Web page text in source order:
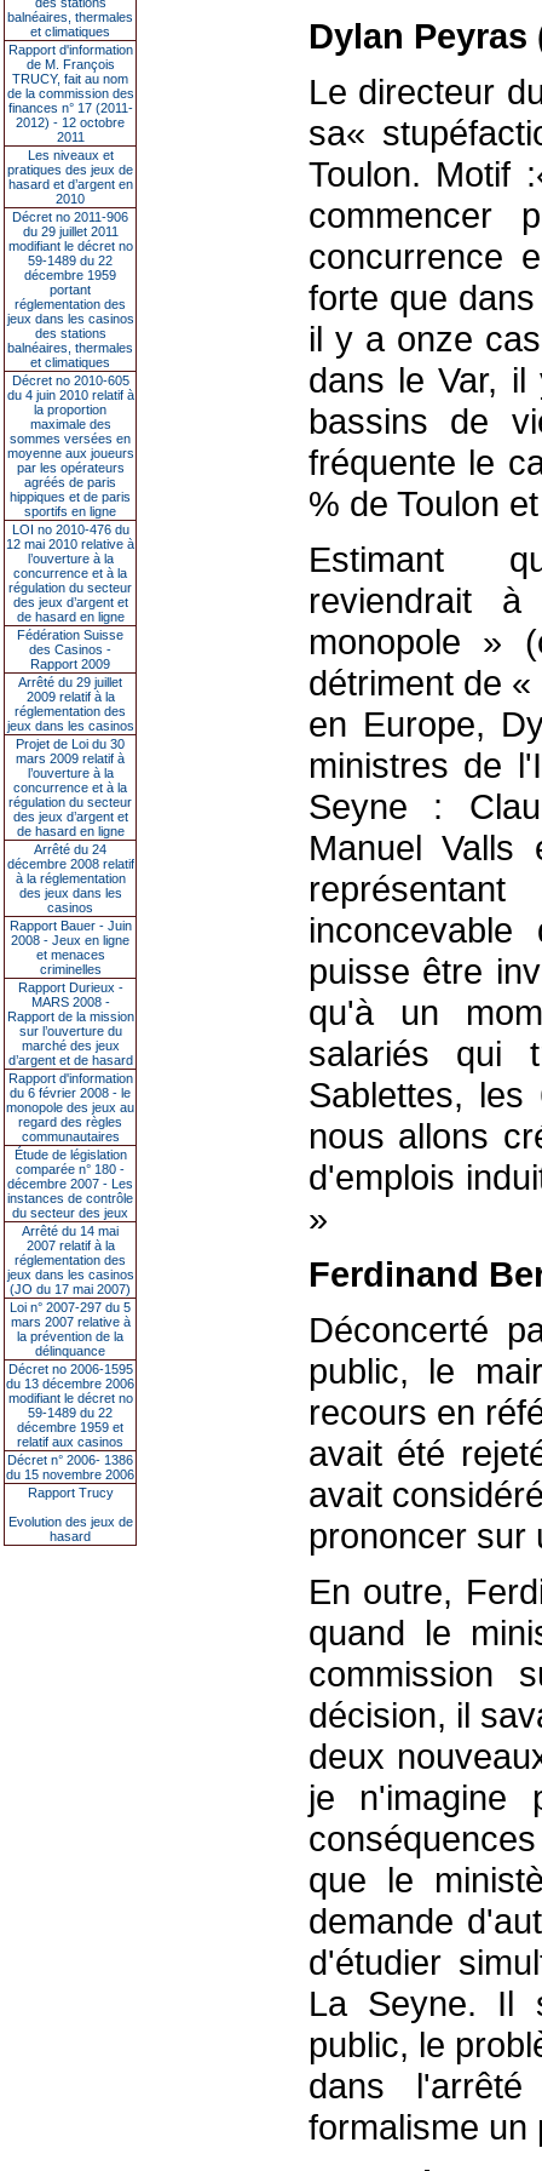
balnéaires, thermales
et climatiques
Rapport d'information
de M. François
TRUCY, fait au nom
de la commission des
finances n° 17 (2011-
2012) - 12 octobre
2011
Les niveaux et
pratiques des jeux de
hasard et d’argent en
2010
Décret no 2011-906
du 29 juillet 2011
modifiant le décret no
59-1489 du 22
décembre 1959
portant
réglementation des
jeux dans les casinos
des stations
balnéaires, thermales
et climatiques
Décret no 2010-605
du 4 juin 2010 relatif à
la proportion
maximale des
sommes versées en
moyenne aux joueurs
par les opérateurs
agréés de paris
hippiques et de paris
sportifs en ligne
LOI no 2010-476 du
12 mai 2010 relative à
l’ouverture à la
concurrence et à la
régulation du secteur
des jeux d’argent et
de hasard en ligne
Fédération Suisse
des Casinos -
Rapport 2009
Arrêté du 29 juillet
2009 relatif à la
réglementation des
jeux dans les casinos
Projet de Loi du 30
mars 2009 relatif à
l’ouverture à la
concurrence et à la
régulation du secteur
des jeux d’argent et
de hasard en ligne
Arrêté du 24
décembre 2008 relatif
à la réglementation
des jeux dans les
casinos
Rapport Bauer - Juin
2008 - Jeux en ligne
et menaces
criminelles
Rapport Durieux -
MARS 2008 -
Rapport de la mission
sur l’ouverture du
marché des jeux
d’argent et de hasard
Rapport d'information
du 6 février 2008 - le
monopole des jeux au
regard des règles
communautaires
Étude de législation
comparée n° 180 -
décembre 2007 - Les
instances de contrôle
du secteur des jeux
Arrêté du 14 mai
2007 relatif à la
réglementation des
jeux dans les casinos
(JO du 17 mai 2007)
Loi n° 2007-297 du 5
mars 2007 relative à
la prévention de la
délinquance
Décret no 2006-1595
du 13 décembre 2006
modifiant le décret no
59-1489 du 22
décembre 1959 et
relatif aux casinos
Décret n° 2006- 1386
du 15 novembre 2006
Rapport Trucy
Evolution des jeux de
hasard
Dylan
Le directeur
sa«
Toulon. Motif
commencer
concurrence
forte que
il y a onze
dans le Var,
bassins de
fréquente le
% de Toulon
Estimant
reviendrait
monopole »
détriment de
en Europe,
ministres de
Seyne :
Manuel
puisse être
qu'à un
salariés qui
Sablettes, les
nous allons
d'emplois
»
Ferdinand
Déconcerté
public, le
recours en
avait été
avait
prononcer sur
En outre,
quand le
commission
décision, il
deux
je n'imagine
que le
demande
d'étudier
La Seyne. Il
public, le
dans
formalisme un